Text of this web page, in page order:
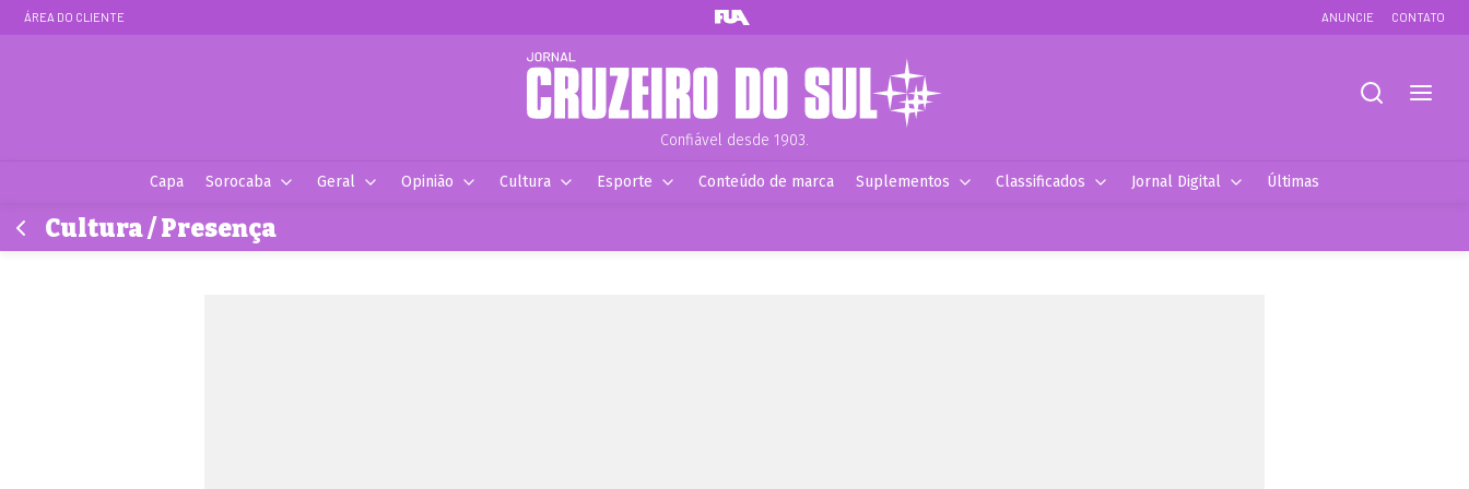
ÁREA DO CLIENTE ANUNCIE CONTATO
Confiável desde 1903.
Capa Sorocaba Geral Opinião Cultura Esporte Conteúdo de marca Suplementos Classificados Jornal Digital Últimas
Cultura / Presença